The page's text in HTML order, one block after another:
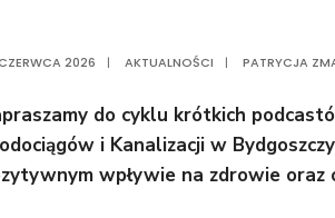
2026 | AKTUALNOŚCI | PATRYCJA
do cyklu krótkich
i Kanalizacji w
wpływie na zdrowie